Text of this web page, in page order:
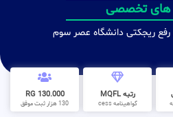
های تخصصی
ریجکتی دانشگاه عصر سوم
رتبه MQFL
گواهینامه cess
130.000 RG
130 هزار ثبت موفق